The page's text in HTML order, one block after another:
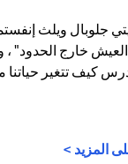
جلوبال ويلث
خارج
كيف تتغير حياتنا
المزيد >